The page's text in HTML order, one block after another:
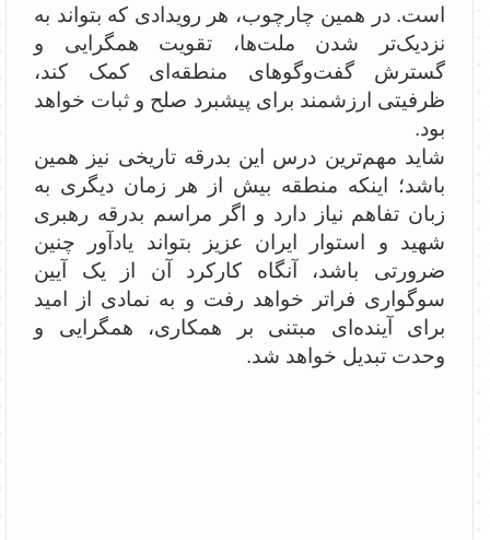
است. در همین چارچوب، هر رویدادی که بتواند به
نزدیک‌تر شدن ملت‌ها، تقویت همگرایی و
گسترش گفت‌وگوهای منطقه‌ای کمک کند،
ظرفیتی ارزشمند برای پیشبرد صلح و ثبات خواهد
بود.
شاید مهم‌ترین درس این بدرقه تاریخی نیز همین
باشد؛ اینکه منطقه بیش از هر زمان دیگری به
زبان تفاهم نیاز دارد و اگر مراسم بدرقه رهبری
شهید و استوار ایران عزیز بتواند یادآور چنین
ضرورتی باشد، آنگاه کارکرد آن از یک آیین
سوگواری فراتر خواهد رفت و به نمادی از امید
برای آینده‌ای مبتنی بر همکاری، همگرایی و
وحدت تبدیل خواهد شد.